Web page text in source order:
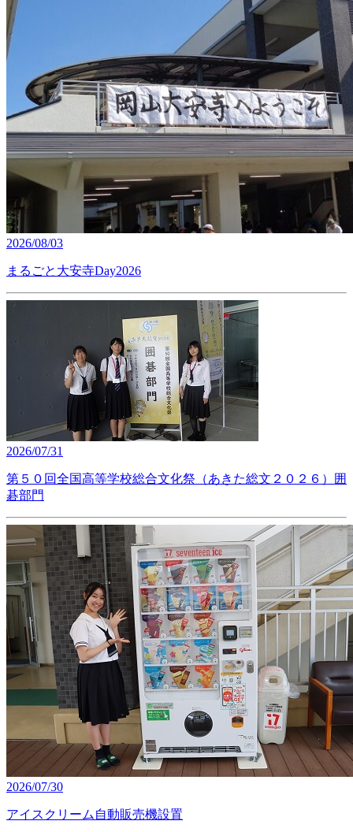
2026/08/03
まるごと大安寺Day2026
2026/07/31
第５０回全国高等学校総合文化祭（あきた総文２０２６）囲
碁部門
2026/07/30
アイスクリーム自動販売機設置